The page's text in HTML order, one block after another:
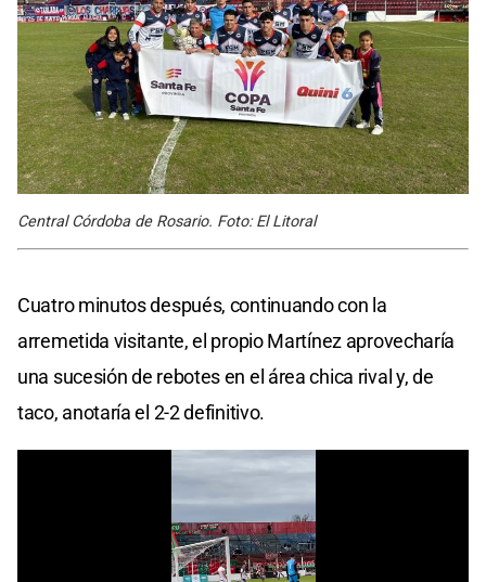
Central Córdoba de Rosario. Foto: El Litoral
Cuatro minutos después, continuando con la
arremetida visitante, el propio Martínez aprovecharía
una sucesión de rebotes en el área chica rival y, de
taco, anotaría el 2-2 definitivo.